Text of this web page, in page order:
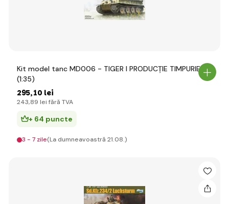
Kit model tanc MD006 - TIGER I PRODUCȚIE TIMPURIE
(1:35)
295,10 lei
243,89 lei fără TVA
+ 64 puncte
3 - 7 zile(La dumneavoastră 21.08.)